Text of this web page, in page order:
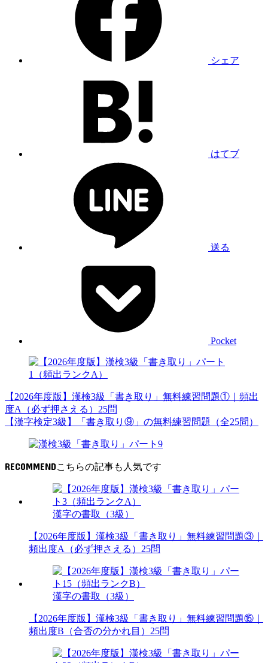
シェア
はてブ
送る
Pocket
【2026年度版】漢検3級「書き取り」無料練習問題①｜頻出
度A（必ず押さえる）25問
【漢字検定3級】「書き取り⑨」の無料練習問題（全25問）
RECOMMEND
漢字の書取（3級）
【2026年度版】漢検3級「書き取り」無料練習問題③｜
頻出度A（必ず押さえる）25問
漢字の書取（3級）
【2026年度版】漢検3級「書き取り」無料練習問題⑮｜
頻出度B（合否の分かれ目）25問